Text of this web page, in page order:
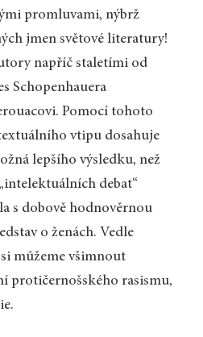
promluvami, nýbrž
jmen světové literatury!
napříč staletími od
Schopenhauera
Pomocí tohoto
vtipu dosahuje
lepšího výsledku, než
debat“
s dobově hodnověrnou
o ženách. Vedle
můžeme všimnout
protičernošského rasismu,